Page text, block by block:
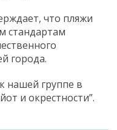
что пляжи
стандартам
города.
нашей группе в
и окрестности”.